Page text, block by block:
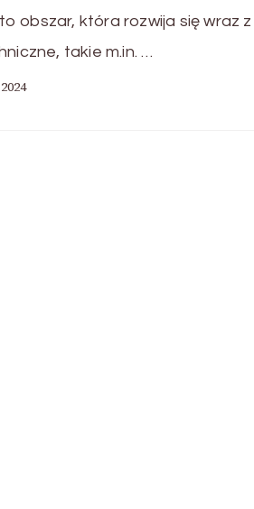
obszar, która rozwija się wraz
takie m.in. …